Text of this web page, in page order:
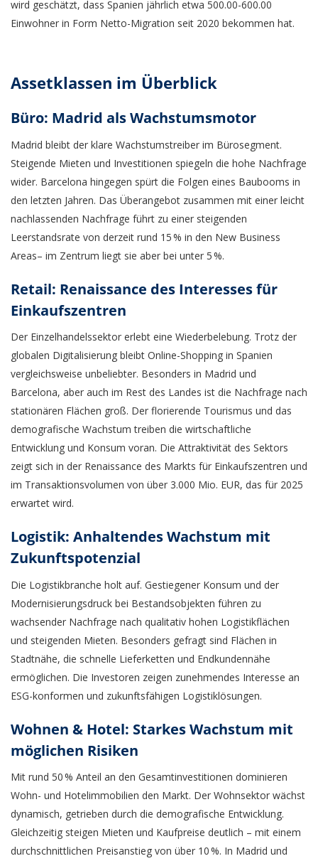
wird geschätzt, dass Spanien jährlich etwa 500.00-600.00
Einwohner in Form Netto-Migration seit 2020 bekommen hat.
Assetklassen im Überblick
Büro: Madrid als Wachstumsmotor
Madrid bleibt der klare Wachstumstreiber im Bürosegment.
Steigende Mieten und Investitionen spiegeln die hohe Nachfrage
wider. Barcelona hingegen spürt die Folgen eines Baubooms in
den letzten Jahren. Das Überangebot zusammen mit einer leicht
nachlassenden Nachfrage führt zu einer steigenden
Leerstandsrate von derzeit rund 15 % in den New Business
Areas– im Zentrum liegt sie aber bei unter 5 %.
Retail: Renaissance des Interesses für
Einkaufszentren
Der Einzelhandelssektor erlebt eine Wiederbelebung. Trotz der
globalen Digitalisierung bleibt Online-Shopping in Spanien
vergleichsweise unbeliebter. Besonders in Madrid und
Barcelona, aber auch im Rest des Landes ist die Nachfrage nach
stationären Flächen groß. Der florierende Tourismus und das
demografische Wachstum treiben die wirtschaftliche
Entwicklung und Konsum voran. Die Attraktivität des Sektors
zeigt sich in der Renaissance des Markts für Einkaufszentren und
im Transaktionsvolumen von über 3.000 Mio. EUR, das für 2025
erwartet wird.
Logistik: Anhaltendes Wachstum mit
Zukunftspotenzial
Die Logistikbranche holt auf. Gestiegener Konsum und der
Modernisierungsdruck bei Bestandsobjekten führen zu
wachsender Nachfrage nach qualitativ hohen Logistikflächen
und steigenden Mieten. Besonders gefragt sind Flächen in
Stadtnähe, die schnelle Lieferketten und Endkundennähe
ermöglichen. Die Investoren zeigen zunehmendes Interesse an
ESG-konformen und zukunftsfähigen Logistiklösungen.
Wohnen & Hotel: Starkes Wachstum mit
möglichen Risiken
Mit rund 50 % Anteil an den Gesamtinvestitionen dominieren
Wohn- und Hotelimmobilien den Markt. Der Wohnsektor wächst
dynamisch, getrieben durch die demografische Entwicklung.
Gleichzeitig steigen Mieten und Kaufpreise deutlich – mit einem
durchschnittlichen Preisanstieg von über 10 %. In Madrid und